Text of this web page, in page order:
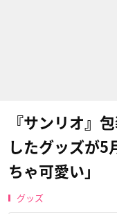
『サンリオ』
したグッズが5
ちゃ可愛い」
グッズ